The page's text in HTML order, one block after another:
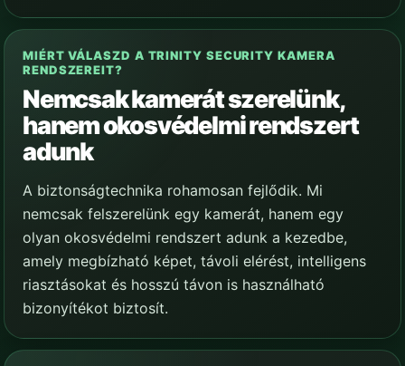
MIÉRT VÁLASZD A TRINITY SECURITY KAMERA
RENDSZEREIT?
Nemcsak kamerát szerelünk,
hanem okosvédelmi rendszert
adunk
A biztonságtechnika rohamosan fejlődik. Mi
nemcsak felszerelünk egy kamerát, hanem egy
olyan okosvédelmi rendszert adunk a kezedbe,
amely megbízható képet, távoli elérést, intelligens
riasztásokat és hosszú távon is használható
bizonyítékot biztosít.